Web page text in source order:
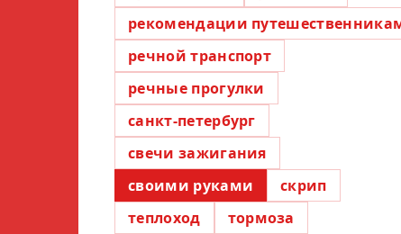
рекомендации
речной транспорт
речные прогулки
санкт-петербург
свечи зажигания
своими руками
скрип
теплоход
тормоза